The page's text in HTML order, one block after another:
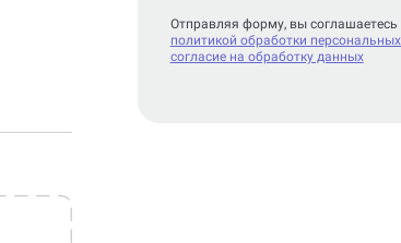
Отправляя форму, вы соглашаетесь
политикой обработки
согласие на обработку данных